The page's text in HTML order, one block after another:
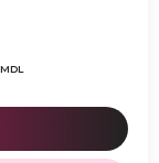
MDL